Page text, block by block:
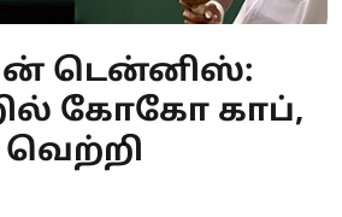
டென்னிஸ்:
கோகோ காப்,
வெற்றி